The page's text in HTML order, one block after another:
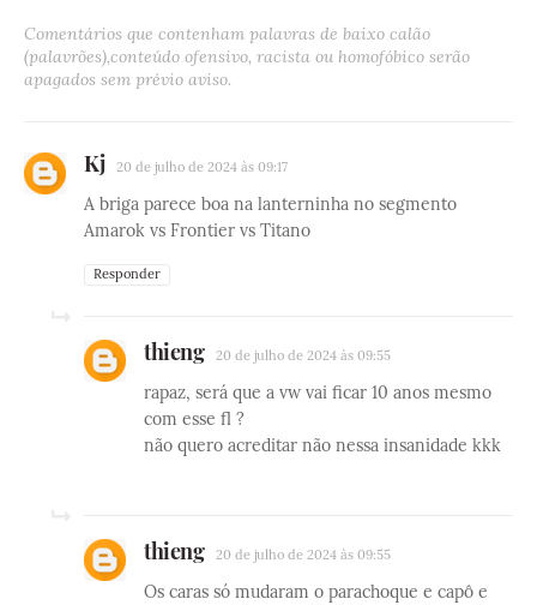
Comentários que contenham palavras de baixo calão
(palavrões),conteúdo ofensivo, racista ou homofóbico serão
apagados sem prévio aviso.
Kj 20 de julho de 2024 às 09:17
A briga parece boa na lanterninha no segmento
Amarok vs Frontier vs Titano
Responder
thieng 20 de julho de 2024 às 09:55
rapaz, será que a vw vai ficar 10 anos mesmo
com esse fl ?
não quero acreditar não nessa insanidade kkk
thieng 20 de julho de 2024 às 09:55
Os caras só mudaram o parachoque e capô e